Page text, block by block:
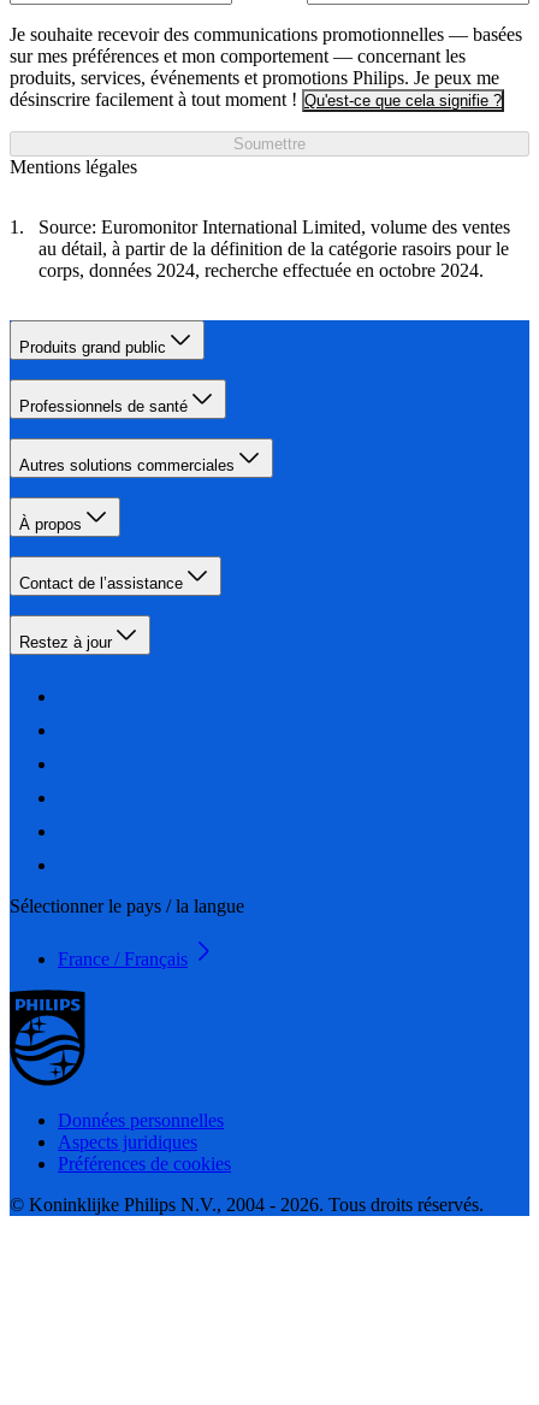
Je souhaite recevoir des communications promotionnelles — basées
sur mes préférences et mon comportement — concernant les
produits, services, événements et promotions Philips. Je peux me
désinscrire facilement à tout moment ! Qu'est-ce que cela signifie ?
Soumettre
Mentions légales
Source: Euromonitor International Limited, volume des ventes
au détail, à partir de la définition de la catégorie rasoirs pour le
corps, données 2024, recherche effectuée en octobre 2024.
Produits grand public
Professionnels de santé
Autres solutions commerciales
À propos
Contact de l’assistance
Restez à jour
Sélectionner le pays / la langue
France / Français
Données personnelles
Aspects juridiques
Préférences de cookies
© Koninklijke Philips N.V., 2004 - 2026. Tous droits réservés.